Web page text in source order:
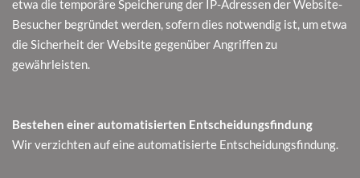
etwa die temporäre Speicherung der IP-Adressen der Website-
Besucher begründet werden, sofern dies notwendig ist, um etwa
die Sicherheit der Website gegenüber Angriffen zu
gewährleisten.
Bestehen einer automatisierten Entscheidungsfindung
Wir verzichten auf eine automatisierte Entscheidungsfindung.